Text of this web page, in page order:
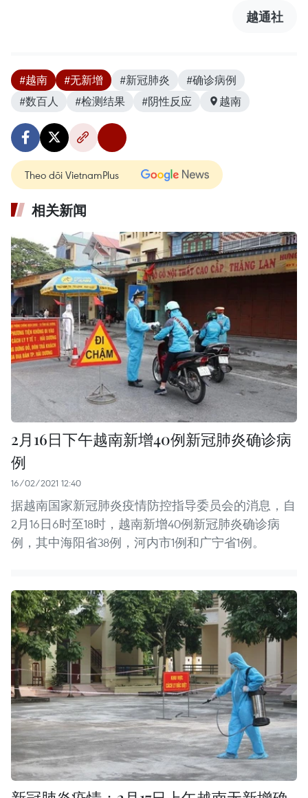
越通社
#越南 #无新增 #新冠肺炎
#确诊病例
#数百人
#检测结果 #阴性反应 越南
Theo dõi VietnamPlus
相关新闻
2月16日下午越南新增40例新冠肺炎确诊病
例
16/02/2021 12:40
据越南国家新冠肺炎疫情防控指导委员会的消息，自
2月16日6时至18时，越南新增40例新冠肺炎确诊病
例，其中海阳省38例，河内市1例和广宁省1例。